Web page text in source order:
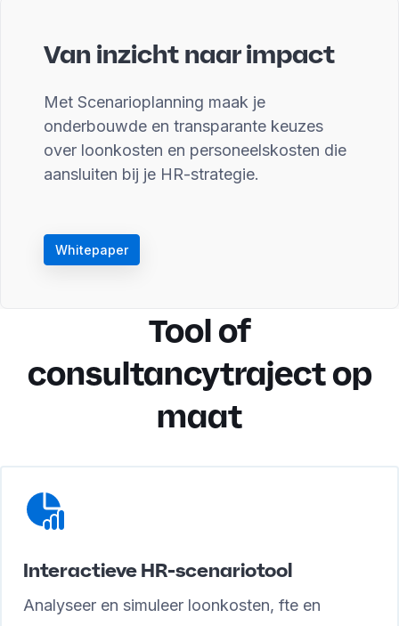
Van inzicht naar impact
Met Scenarioplanning maak je
onderbouwde en transparante keuzes
over loonkosten en personeelskosten die
aansluiten bij je HR-strategie.
Whitepaper
Tool of
consultancytraject op
maat
Interactieve HR-scenariotool
Analyseer en simuleer loonkosten, fte en